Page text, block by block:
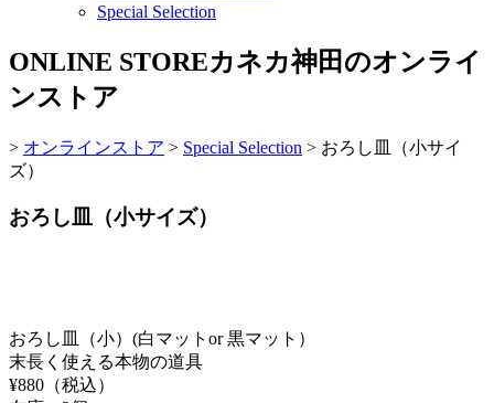
Special Selection
ONLINE STOREカネカ神田のオンライ
ンストア
> オンラインストア > Special Selection > おろし皿（小サイ
ズ）
おろし皿（小サイズ）
おろし皿（小）(白マットor 黒マット）
末長く使える本物の道具
¥880 （税込）